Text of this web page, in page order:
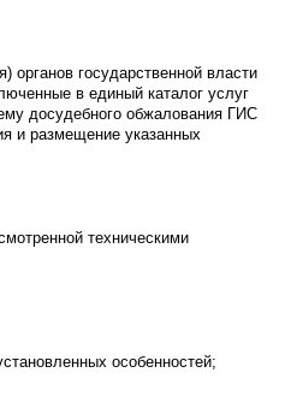
органов государственной власти
в единый каталог услуг
досудебного обжалования ГИС
и размещение указанных
техническими
особенностей;